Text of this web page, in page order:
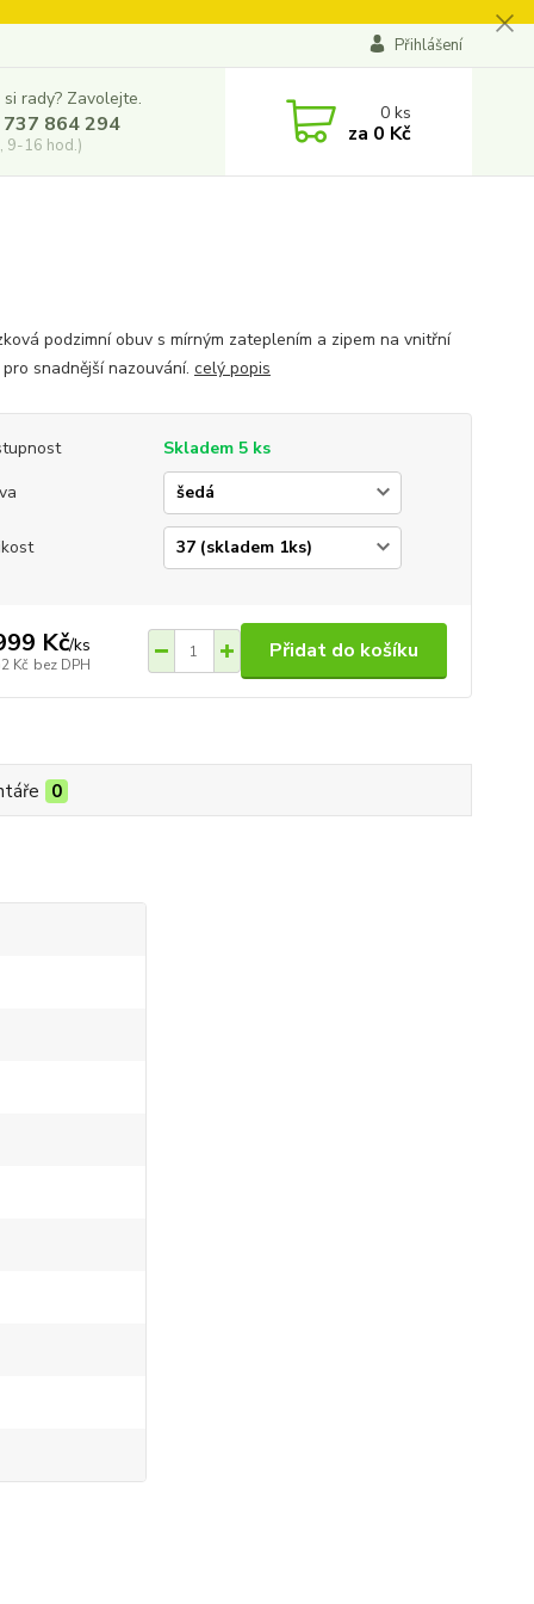
Přihlášení
rady? Zavolejte.
864 294
9-16 hod.)
0ks
za 0 Kč
podzimní obuv s mírným zateplením a zipem na vnitřní
snadnější nazouvání. celý popis
Skladem 5 ks
Kč/ks
Kč bez DPH
Přidat do košíku
0